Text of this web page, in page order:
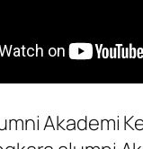
Akademi